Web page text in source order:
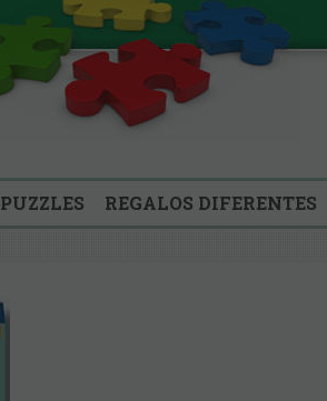
PUZZLES REGALOS DIFERENTES